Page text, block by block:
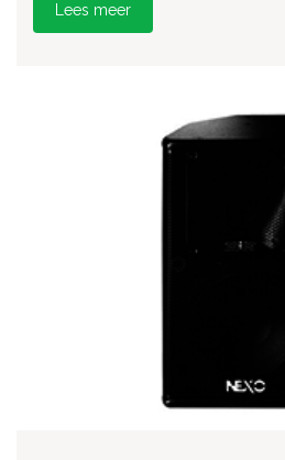
Lees meer